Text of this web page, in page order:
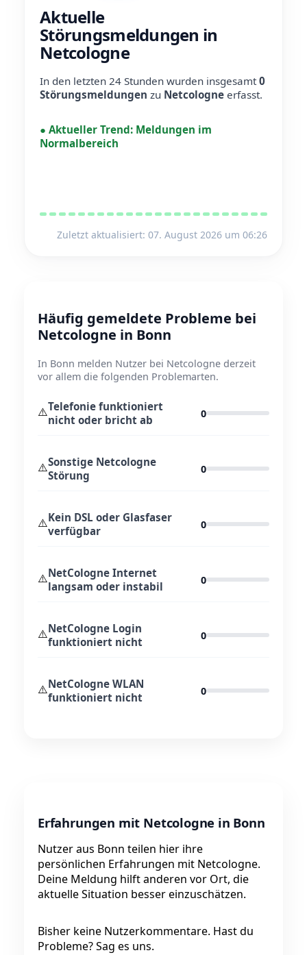
Aktuelle
Störungsmeldungen in
Netcologne
In den letzten 24 Stunden wurden insgesamt0
Störungsmeldungen zu Netcologne erfasst.
● Aktueller Trend: Meldungen im
Normalbereich
Zuletzt aktualisiert: 07. August 2026 um 06:26
Häufig gemeldete Probleme bei
Netcologne in Bonn
In Bonn melden Nutzer bei Netcologne derzeit
vor allem die folgenden Problemarten.
⚠️Telefonie funktioniert
nicht oder bricht ab
0
⚠️Sonstige Netcologne
Störung
0
⚠️Kein DSL oder Glasfaser
verfügbar
0
⚠️NetCologne Internet
langsam oder instabil
0
⚠️NetCologne Login
funktioniert nicht
0
⚠️NetCologne WLAN
funktioniert nicht
0
Erfahrungen mit Netcologne in Bonn
Nutzer aus Bonn teilen hier ihre
persönlichen Erfahrungen mit Netcologne.
Deine Meldung hilft anderen vor Ort, die
aktuelle Situation besser einzuschätzen.
Bisher keine Nutzerkommentare. Hast du
Probleme? Sag es uns.